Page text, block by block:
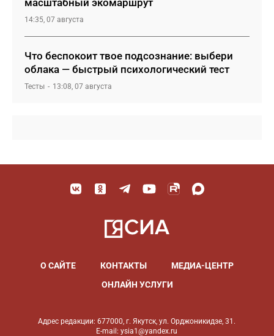
масштабный экомаршрут
14:35, 07 августа
Что беспокоит твое подсознание: выбери
облака — быстрый психологический тест
Тесты 13:08, 07 августа
О САЙТЕ КОНТАКТЫ
МЕДИА-ЦЕНТР
ОНЛАЙН УСЛУГИ
Адрес редакции: 677000, г. Якутск, ул. Орджоникидзе, 31.
E-mail: ysia1@yandex.ru